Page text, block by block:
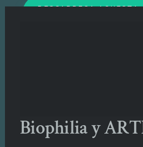
DESCARREGA AQUESTA